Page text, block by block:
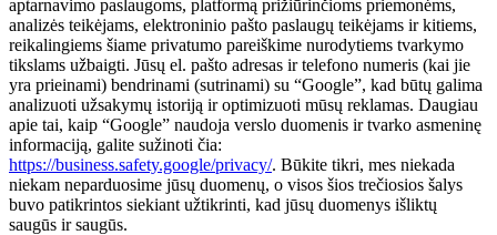
aptarnavimo paslaugoms, platformą prižiūrinčioms priemonėms,
analizės teikėjams, elektroninio pašto paslaugų teikėjams ir kitiems,
reikalingiems šiame privatumo pareiškime nurodytiems tvarkymo
tikslams užbaigti. Jūsų el. pašto adresas ir telefono numeris (kai jie
yra prieinami) bendrinami (sutrinami) su “Google”, kad būtų galima
analizuoti užsakymų istoriją ir optimizuoti mūsų reklamas. Daugiau
apie tai, kaip “Google” naudoja verslo duomenis ir tvarko asmeninę
informaciją, galite sužinoti čia:
https://business.safety.google/privacy/. Būkite tikri, mes niekada
niekam neparduosime jūsų duomenų, o visos šios trečiosios šalys
buvo patikrintos siekiant užtikrinti, kad jūsų duomenys išliktų
saugūs ir saugūs.